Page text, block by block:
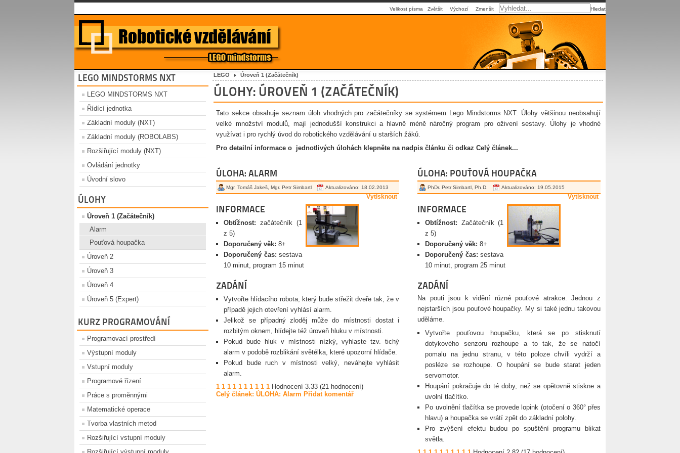
Velikost písma Zvětšit Výchozí Zmenšit Hledat
LEGO MINDSTORMS NXT
LEGO MINDSTORMS NXT
Řídící jednotka
Základní moduly (NXT)
Základní moduly (ROBOLABS)
Rozšiřující moduly (NXT)
Ovládání jednotky
Úvodní slovo
ÚLOHY
Úroveň 1 (Začátečník)
Alarm
Pouťová houpačka
Úroveň 2
Úroveň 3
Úroveň 4
Úroveň 5 (Expert)
KURZ PROGRAMOVÁNÍ
Programovací prostředí
Výstupní moduly
Vstupní moduly
Programové řízení
Práce s proměnnými
Matematické operace
Tvorba vlastních metod
Rozšiřující vstupní moduly
LEGO Úroveň 1 (Začátečník)
ÚLOHY: ÚROVEŇ 1 (ZAČÁTEČNÍK)
Tato sekce obsahuje seznam úloh vhodných pro začátečníky se systémem Lego Mindstorms NXT. Úlohy většinou neobsahují
velké množství modulů, mají jednodušší konstrukci a hlavně méně náročný program pro oživení sestavy. Úlohy je vhodné
využívat i pro rychlý úvod do robotického vzdělávání u starších žáků.
Pro detailní informace o jednotlivých úlohách klepněte na nadpis článku či odkaz Celý článek...
ÚLOHA: ALARM
Mgr. Tomáš Jakeš, Mgr. Petr Simbartl Aktualizováno: 18.02.2013
Vytisknout
INFORMACE
Obtížnost: začátečník (1
z 5)
Doporučený věk: 8+
Doporučený čas: sestava
10 minut, program 15 minut
ZADÁNÍ
Vytvořte hlídacího robota, který bude střežit dveře tak, že v
případě jejich otevření vyhlásí alarm.
Jelikož se případný zloděj může do místnosti dostat i
rozbitým oknem, hlídejte též úroveň hluku v místnosti.
Pokud bude hluk v místnosti nízký, vyhlaste tzv. tichý
alarm v podobě rozblikání světélka, které upozorní hlídače.
Pokud bude ruch v místnosti velký, neváhejte vyhlásit
alarm.
1 1 1 1 1 1 1 1 1 1 Hodnocení 3.33 (21 hodnocení)
Celý článek: ÚLOHA: Alarm Přidat komentář
ÚLOHA: POUŤOVÁ HOUPAČKA
PhDr. Petr Simbartl, Ph.D. Aktualizováno: 19.05.2015
Vytisknout
INFORMACE
Obtížnost: Začátečník (1
z 5)
Doporučený věk: 8+
Doporučený čas: sestava
10 minut, program 25 minut
ZADÁNÍ
Na pouti jsou k vidění různé pouťové atrakce. Jednou z
nejstarších jsou pouťové houpačky. My si také jednu takovou
uděláme.
Vytvořte pouťovou houpačku, která se po stisknutí
dotykového senzoru rozhoupe a to tak, že se natočí
pomalu na jednu stranu, v této poloze chvíli vydrží a
posléze se rozhoupe. O houpání se bude starat jeden
servomotor.
Houpání pokračuje do té doby, než se opětovně stiskne a
uvolní tlačítko.
Po uvolnění tlačítka se provede lopink (otočení o 360° přes
hlavu) a houpačka se vrátí zpět do základní polohy.
Pro zvýšení efektu budou po spuštění programu blikat
světla.